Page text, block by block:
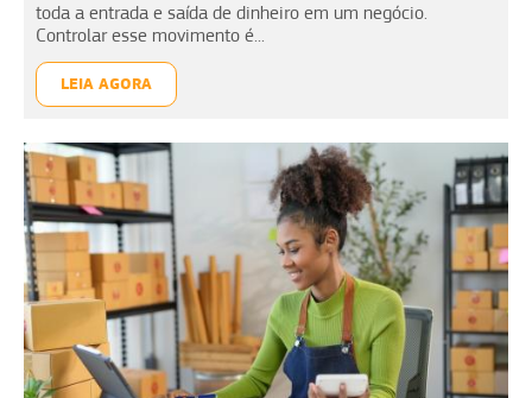
toda a entrada e saída de dinheiro em um negócio.
Controlar esse movimento é...
LEIA AGORA